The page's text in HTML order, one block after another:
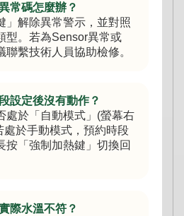
常碼怎麼辦？
」解除異常警示，並對照
型。若為Sensor異常或
聯繫技術人員協助檢修。
設定後沒有動作？
處於「自動模式」(螢幕右
處於手動模式，預約時段
按「強制加熱鍵」切換回
際水溫不符？